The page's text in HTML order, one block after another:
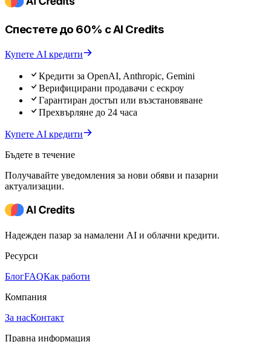
Спестете до 60% с AI Credits
Купете AI кредити
Кредити за OpenAI, Anthropic, Gemini
Верифицирани продавачи с ескроу
Гарантиран достъп или възстановяване
Прехвърляне до 24 часа
Купете AI кредити
Бъдете в течение
Получавайте уведомления за нови обяви и пазарни
актуализации.
Надежден пазар за намалени AI и облачни кредити.
Ресурси
БлогFAQКак работи
Компания
За насКонтакт
Правна информация